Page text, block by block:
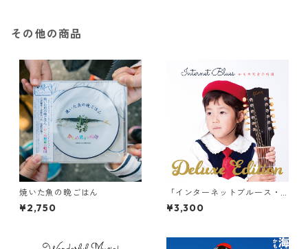
その他の商品
焼いた魚の晩ごはん
¥2,750
「インターネットブルース・
デラックスエディション」
¥3,300